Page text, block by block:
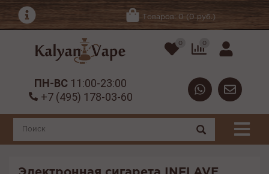
Товаров: 0 (0 руб.)
0 0
ПН-ВС 11:00-23:00
+7 (495) 178-03-60